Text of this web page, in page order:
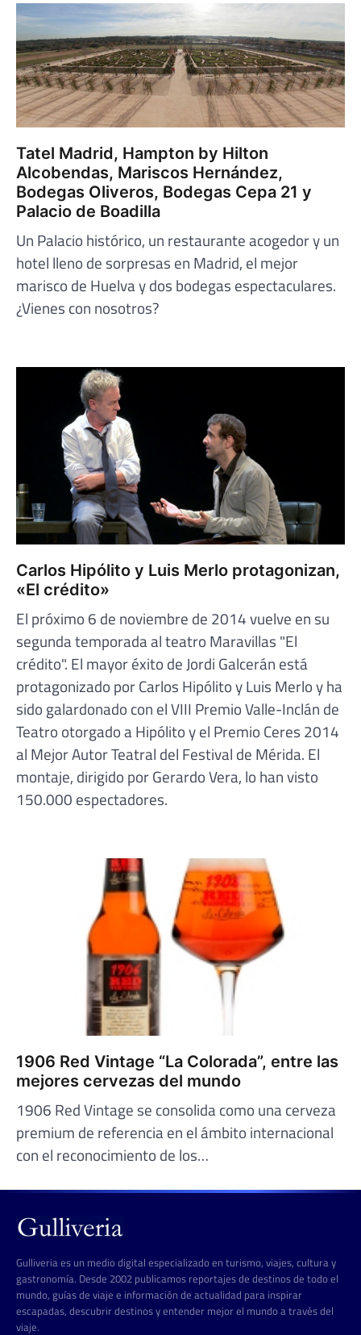
Tatel Madrid, Hampton by Hilton
Alcobendas, Mariscos Hernández,
Bodegas Oliveros, Bodegas Cepa 21 y
Palacio de Boadilla
Un Palacio histórico, un restaurante acogedor y un
hotel lleno de sorpresas en Madrid, el mejor
marisco de Huelva y dos bodegas espectaculares.
¿Vienes con nosotros?
Carlos Hipólito y Luis Merlo protagonizan,
«El crédito»
El próximo 6 de noviembre de 2014 vuelve en su
segunda temporada al teatro Maravillas "El
crédito". El mayor éxito de Jordi Galcerán está
protagonizado por Carlos Hipólito y Luis Merlo y ha
sido galardonado con el VIII Premio Valle-Inclán de
Teatro otorgado a Hipólito y el Premio Ceres 2014
al Mejor Autor Teatral del Festival de Mérida. El
montaje, dirigido por Gerardo Vera, lo han visto
150.000 espectadores.
1906 Red Vintage “La Colorada”, entre las
mejores cervezas del mundo
1906 Red Vintage se consolida como una cerveza
premium de referencia en el ámbito internacional
con el reconocimiento de los…
Gulliveria es un medio digital especializado en turismo, viajes, cultura y
gastronomía. Desde 2002 publicamos reportajes de destinos de todo el
mundo, guías de viaje e información de actualidad para inspirar
escapadas, descubrir destinos y entender mejor el mundo a través del
viaje.